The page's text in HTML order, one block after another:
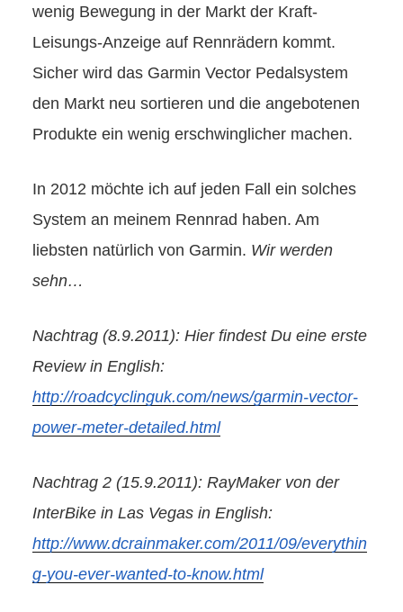
wenig Bewegung in der Markt der Kraft-
Leisungs-Anzeige auf Rennrädern kommt.
Sicher wird das Garmin Vector Pedalsystem
den Markt neu sortieren und die angebotenen
Produkte ein wenig erschwinglicher machen.
In 2012 möchte ich auf jeden Fall ein solches
System an meinem Rennrad haben. Am
liebsten natürlich von Garmin. Wir werden
sehn…
Nachtrag (8.9.2011): Hier findest Du eine erste
Review in English:
http://roadcyclinguk.com/news/garmin-vector-
power-meter-detailed.html
Nachtrag 2 (15.9.2011): RayMaker von der
InterBike in Las Vegas in English:
http://www.dcrainmaker.com/2011/09/everythin
g-you-ever-wanted-to-know.html